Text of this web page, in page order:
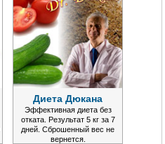
Диета Дюкана
Эффективная диета без
отката. Результат 5 кг за 7
дней. Сброшенный вес не
вернется.